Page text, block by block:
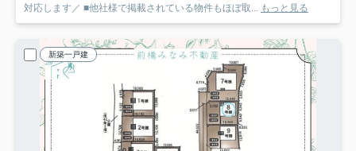
対応します／ ■他社様で掲載されている物件もほぼ取...
もっと見る
新築一戸建